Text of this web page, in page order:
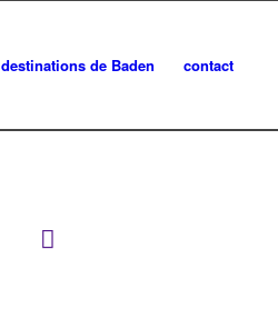
destinations de Baden contact